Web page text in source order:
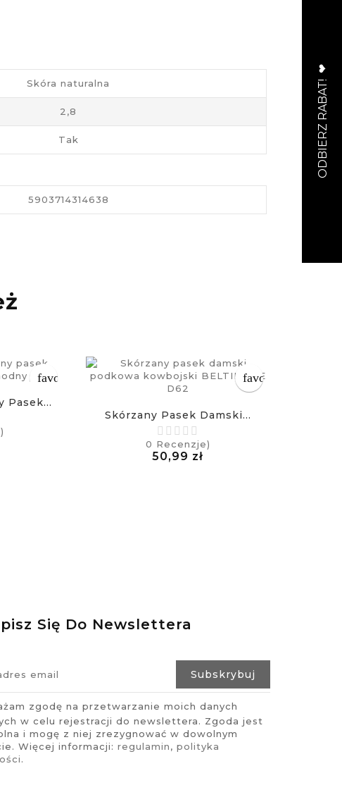
Skóra naturalna
2,8
Tak
5903714314638
favorite_border
Pasek...
favorite_border
Skórzany Pasek Damski...
0 Recenzje)
50,99 zł
Się Do Newslettera
zgodę na przetwarzanie moich danych
w celu rejestracji do newslettera. Zgoda jest
i mogę z niej zrezygnować w dowolnym
Więcej informacji: regulamin, polityka
.